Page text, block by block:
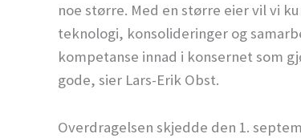
noe større. Med en større eier vil vi
teknologi, konsolideringer og
kompetanse innad i konsernet som
gode, sier Lars-Erik Obst.
Overdragelsen skjedde den 1.